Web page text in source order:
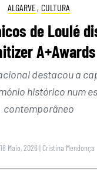
ALGARVE, CULTURA
de Loulé
destacou a
histórico num
contemporâneo
Maio, 2026 | Cristina Mendonça